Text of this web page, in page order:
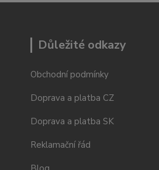
Důležité odkazy
Obchodní podmínky
Doprava a platba CZ
Doprava a platba SK
Reklamační řád